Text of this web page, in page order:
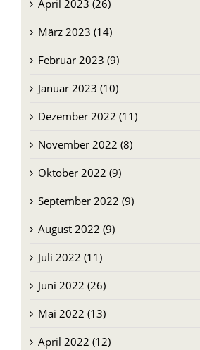
April 2023 (26)
März 2023 (14)
Februar 2023 (9)
Januar 2023 (10)
Dezember 2022 (11)
November 2022 (8)
Oktober 2022 (9)
September 2022 (9)
August 2022 (9)
Juli 2022 (11)
Juni 2022 (26)
Mai 2022 (13)
April 2022 (12)